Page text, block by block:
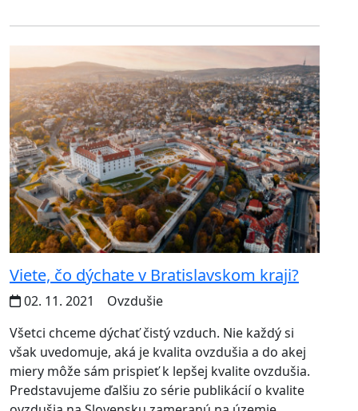
Viete, čo dýchate v Bratislavskom kraji?
02. 11. 2021
Ovzdušie
Všetci chceme dýchať čistý vzduch. Nie každý si
však uvedomuje, aká je kvalita ovzdušia a do akej
miery môže sám prispieť k lepšej kvalite ovzdušia.
Predstavujeme ďalšiu zo série publikácií o kvalite